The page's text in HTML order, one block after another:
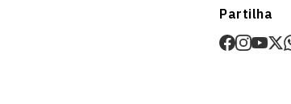
Prazo
O valor dos
Partilha